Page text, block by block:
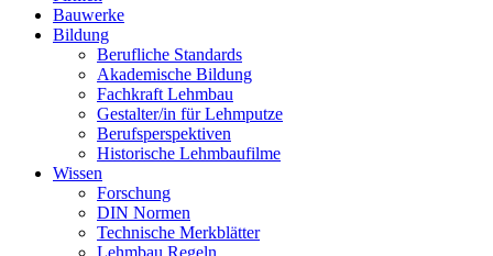
Bauwerke
Bildung
Berufliche Standards
Akademische Bildung
Fachkraft Lehmbau
Gestalter/in für Lehmputze
Berufsperspektiven
Historische Lehmbaufilme
Wissen
Forschung
DIN Normen
Technische Merkblätter
Lehmbau Regeln